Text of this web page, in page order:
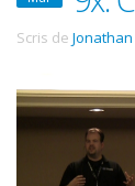
Scris de Jonathan